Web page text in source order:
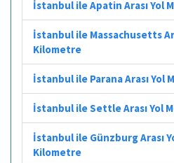
İstanbul ile Apatin Arası Yol
İstanbul ile Massachusetts
Kilometre
İstanbul ile Parana Arası Yol
İstanbul ile Settle Arası Yol
İstanbul ile Günzburg Arası
Kilometre